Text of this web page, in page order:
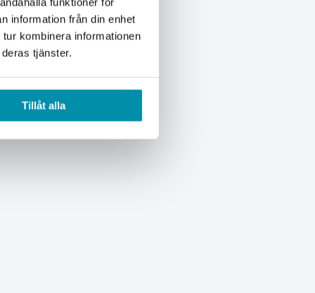
information från din enhet
kombinera informationen
tjänster.
Tillåt alla